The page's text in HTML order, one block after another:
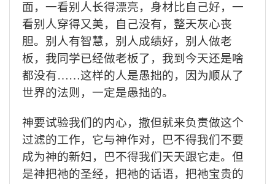
面，一看别人长得漂亮，身材比自己好，一
看别人穿得又美，自己没有，整天灰心丧
胆。别人有智慧，别人成绩好，别人做老
板，我同学已经做老板了，我到今天还是啥
都没有……这样的人是愚拙的，因为顺从了
世界的法则，一定是愚拙的。
神要试验我们的内心，撒但就来负责做这个
过滤的工作，它与神作对，巴不得我们不要
成为神的新妇，巴不得我们天天跟它走。但
是神把祂的圣经，把祂的话语，把祂宝贵的